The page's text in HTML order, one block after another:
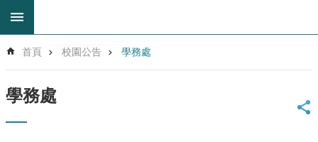
跳到主要內容區塊
階
搜
首
首頁 校園公告 學務處
學務處